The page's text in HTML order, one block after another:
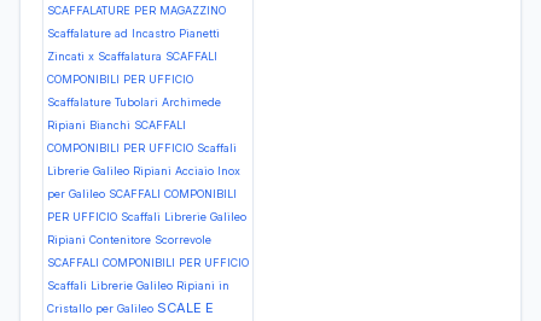
SCAFFALATURE PER MAGAZZINO
Scaffalature ad Incastro Pianetti
Zincati x Scaffalatura SCAFFALI
COMPONIBILI PER UFFICIO
Scaffalature Tubolari Archimede
Ripiani Bianchi SCAFFALI
COMPONIBILI PER UFFICIO Scaffali
Librerie Galileo Ripiani Acciaio Inox
per Galileo SCAFFALI COMPONIBILI
PER UFFICIO Scaffali Librerie Galileo
Ripiani Contenitore Scorrevole
SCAFFALI COMPONIBILI PER UFFICIO
Scaffali Librerie Galileo Ripiani in
Cristallo per Galileo SCALE E